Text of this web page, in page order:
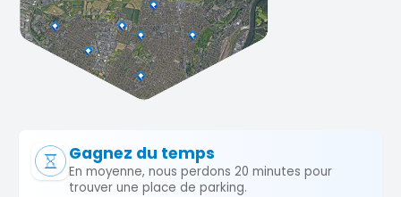
Gagnez du temps
En moyenne, nous perdons 20 minutes pour
trouver une place de parking.